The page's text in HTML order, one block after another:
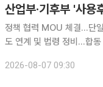
산업부·기후부 '사
정책 협력 MOU 체결…단일 '배터리
도 연계 및 법령 정비…합동 실무협의회 가동 산업통상부와
리 및 유통 시스템을 일원
2026-08-07 09:30